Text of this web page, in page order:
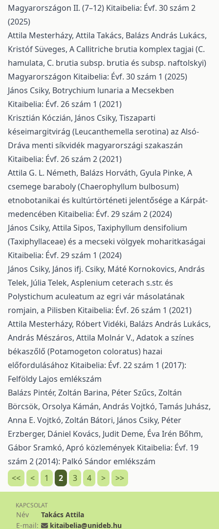
Magyarországon II. (7–12) Kitaibelia: Évf. 30 szám 2
(2025)
Attila Mesterházy, Attila Takács, Balázs András Lukács,
Kristóf Süveges, A Callitriche brutia komplex tagjai (C.
hamulata, C. brutia subsp. brutia és subsp. naftolskyi)
Magyarországon Kitaibelia: Évf. 30 szám 1 (2025)
János Csiky, Botrychium lunaria a Mecsekben
Kitaibelia: Évf. 26 szám 1 (2021)
Krisztián Kóczián, János Csiky, Tiszaparti
késeimargitvirág (Leucanthemella serotina) az Alsó-
Dráva menti síkvidék magyarországi szakaszán
Kitaibelia: Évf. 26 szám 2 (2021)
Attila G. L. Németh, Balázs Horváth, Gyula Pinke, A
csemege baraboly (Chaerophyllum bulbosum)
etnobotanikai és kultúrtörténeti jelentősége a Kárpát-
medencében Kitaibelia: Évf. 29 szám 2 (2024)
János Csiky, Attila Sipos, Taxiphyllum densifolium
(Taxiphyllaceae) és a mecseki völgyek moharitkaságai
Kitaibelia: Évf. 29 szám 1 (2024)
János Csiky, János ifj. Csiky, Máté Kornokovics, András
Telek, Júlia Telek, Asplenium ceterach s.str. és
Polystichum aculeatum az egri vár másolatának
romjain, a Pilisben Kitaibelia: Évf. 26 szám 1 (2021)
Attila Mesterházy, Róbert Vidéki, Balázs András Lukács,
András Mészáros, Attila Molnár V., Adatok a színes
békaszőlő (Potamogeton coloratus) hazai
előfordulásához Kitaibelia: Évf. 22 szám 1 (2017):
Felföldy Lajos emlékszám
Balázs Pintér, Zoltán Barina, Péter Szűcs, Zoltán
Börcsök, Orsolya Kámán, András Vojtkó, Tamás Juhász,
Anna E. Vojtkó, Zoltán Bátori, János Csiky, Péter
Erzberger, Dániel Kovács, Judit Deme, Éva Irén Bőhm,
Gábor Sramkó, Apró közlemények Kitaibelia: Évf. 19
szám 2 (2014): Palkó Sándor emlékszám
<<
< 1 2 3 4 > >>
KAPCSOLAT
Név
Takács Attila
E-mail:
kitaibelia@unideb.hu